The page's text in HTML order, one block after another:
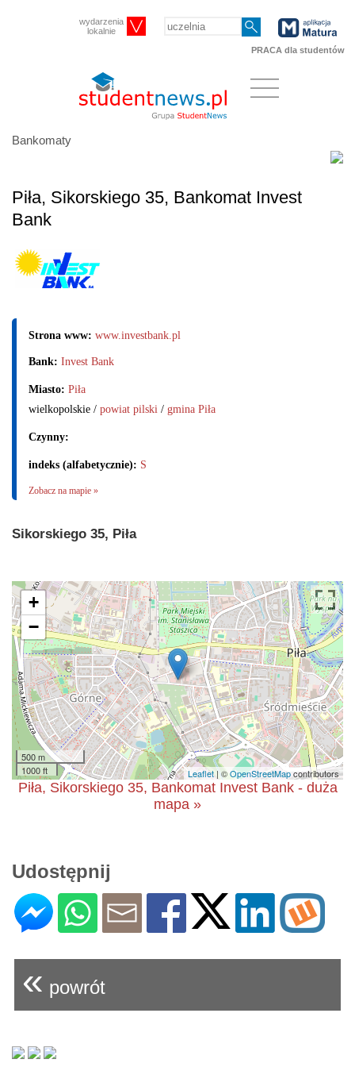
wydarzenia
lokalnie
PRACA dla studentów
Bankomaty
Piła, Sikorskiego 35, Bankomat Invest
Bank
Strona www: www.investbank.pl
Bank: Invest Bank
Miasto: Piła
wielkopolskie / powiat pilski / gmina Piła
Czynny:
indeks (alfabetycznie): S
Zobacz na mapie »
Sikorskiego 35, Piła
+
−
500 m
1000 ft
Leaflet | ©OpenStreetMapcontributors
Piła, Sikorskiego 35, Bankomat Invest Bank - duża
mapa »
Udostępnij
« powrót